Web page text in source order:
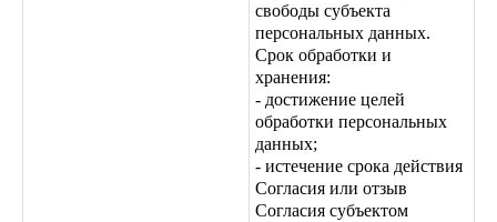
свободы субъекта
персональных данных.
Срок обработки и
хранения:
- достижение целей
обработки персональных
данных;
- истечение срока действия
Согласия или отзыв
Согласия субъектом